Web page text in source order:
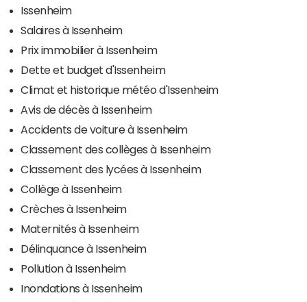
Issenheim
Salaires à Issenheim
Prix immobilier à Issenheim
Dette et budget d'Issenheim
Climat et historique météo d'Issenheim
Avis de décès à Issenheim
Accidents de voiture à Issenheim
Classement des collèges à Issenheim
Classement des lycées à Issenheim
Collège à Issenheim
Crèches à Issenheim
Maternités à Issenheim
Délinquance à Issenheim
Pollution à Issenheim
Inondations à Issenheim